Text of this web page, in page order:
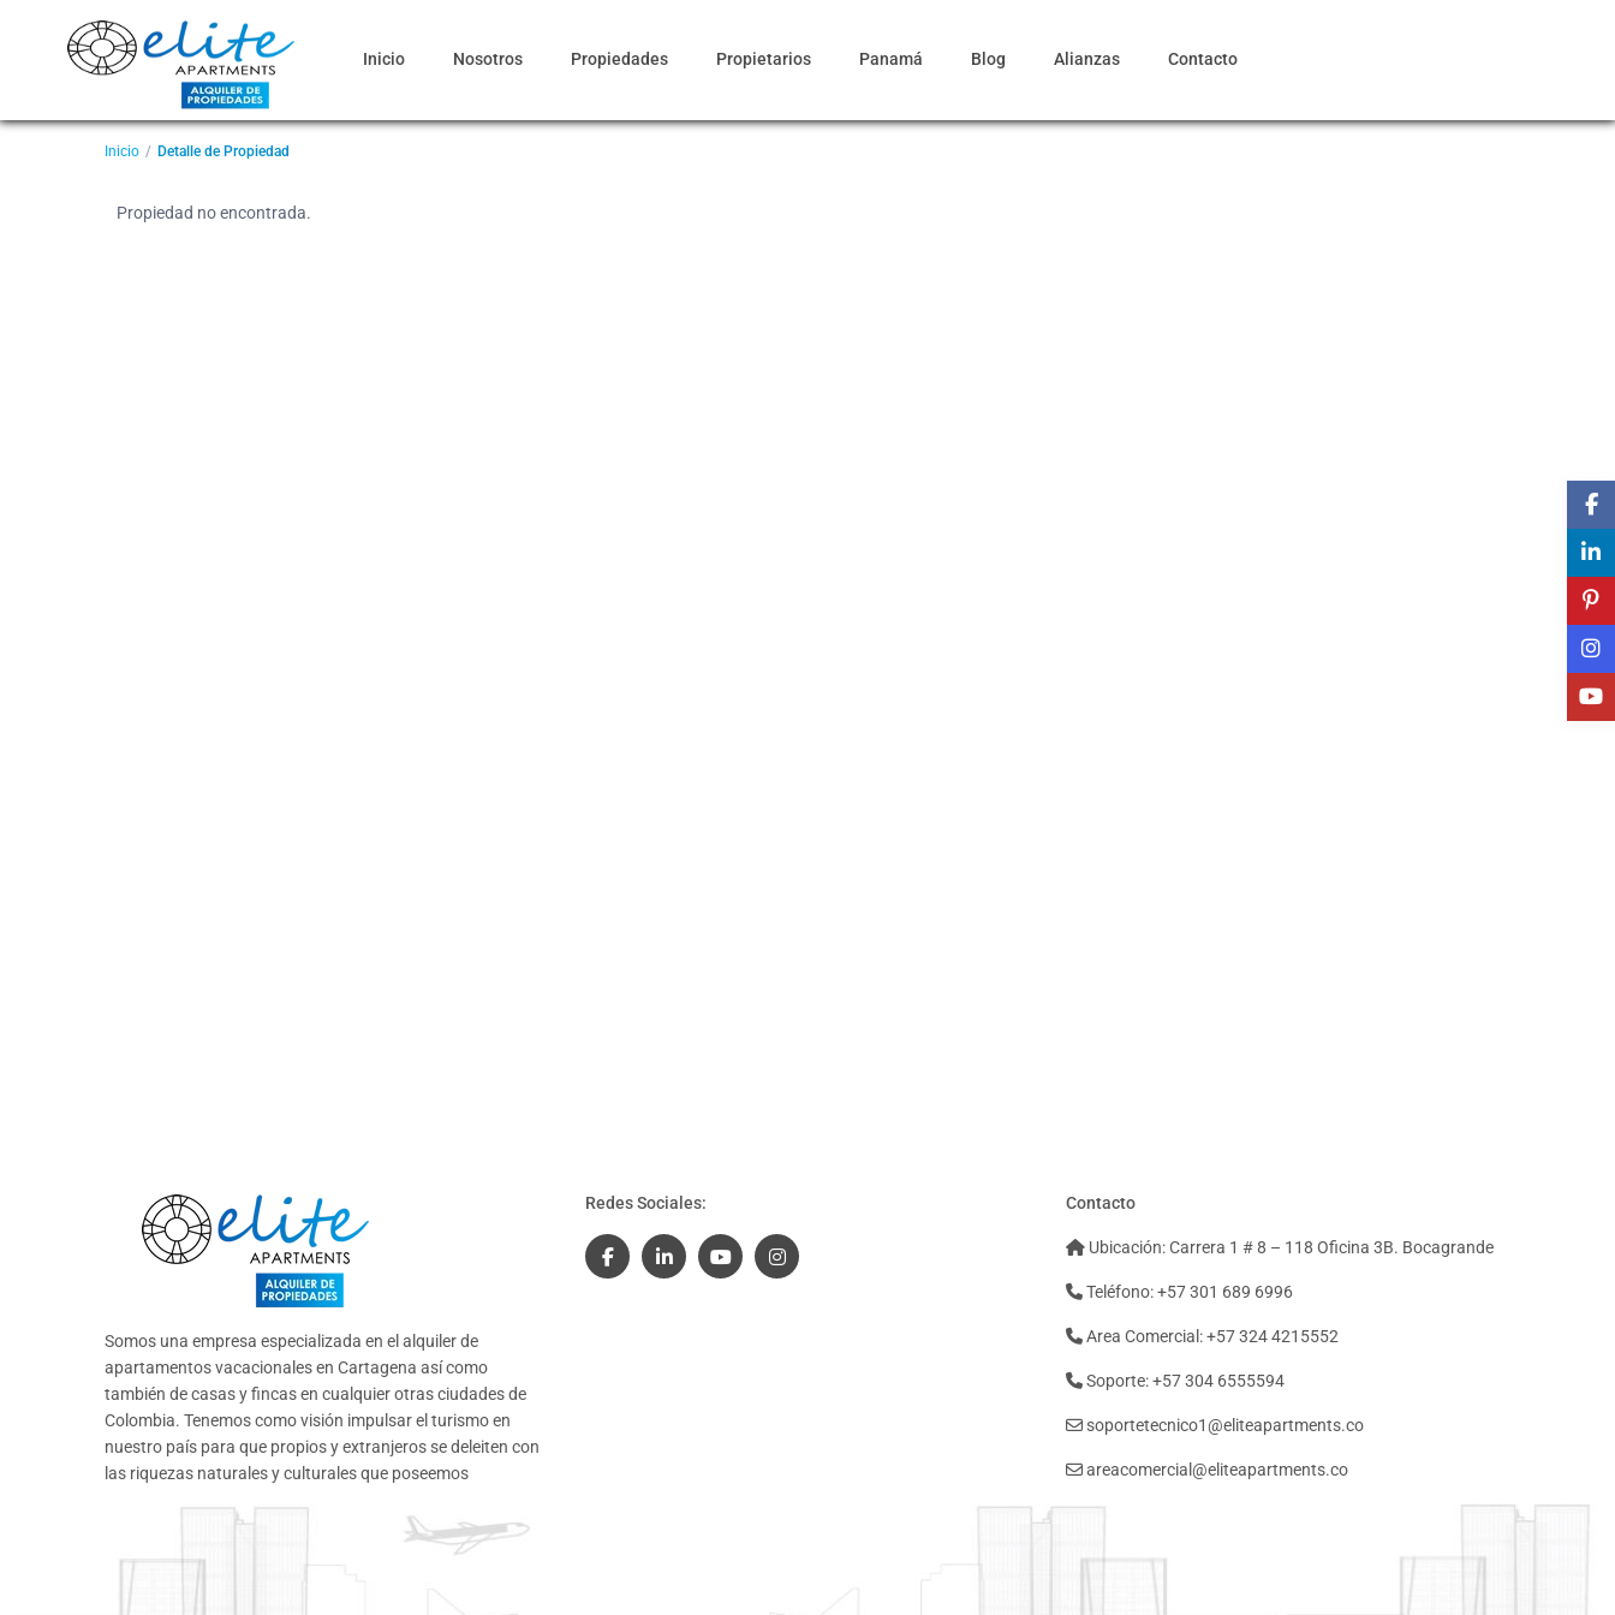
Inicio Nosotros Propiedades Propietarios Panamá Blog Alianzas Contacto
Inicio Detalle de Propiedad
Propiedad no encontrada.
Somos una empresa especializada en el alquiler de
apartamentos vacacionales en Cartagena así como
también de casas y fincas en cualquier otras ciudades de
Colombia. Tenemos como visión impulsar el turismo en
nuestro país para que propios y extranjeros se deleiten con
las riquezas naturales y culturales que poseemos
Redes Sociales: Contacto
Ubicación: Carrera 1 # 8 – 118 Oficina 3B. Bocagrande
Teléfono: +57 301 689 6996
Area Comercial: +57 324 4215552
Soporte: +57 304 6555594
soportetecnico1@eliteapartments.co
areacomercial@eliteapartments.co